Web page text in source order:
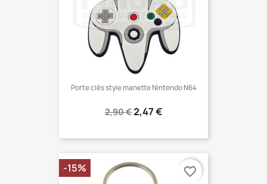
Porte clés style manette Nintendo N64
Prix
2,90 € Prix
2,47 €
-15% favorite_border